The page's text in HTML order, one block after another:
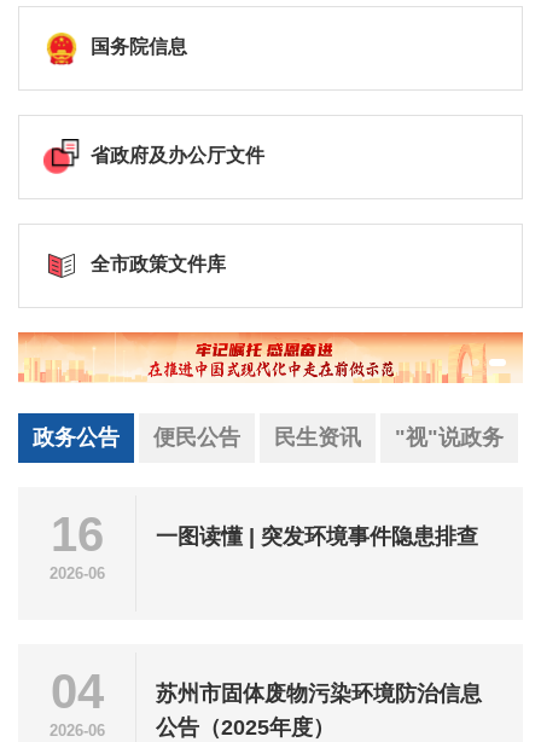
国务院信息
省政府及办公厅文件
全市政策文件库
政务公告 便民公告 民生资讯 "视"说政务
16
2026-06
一图读懂 | 突发环境事件隐患排查
04
2026-06
苏州市固体废物污染环境防治信息
公告（2025年度）